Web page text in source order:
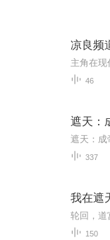
46
遮天：
337
我在遮
150